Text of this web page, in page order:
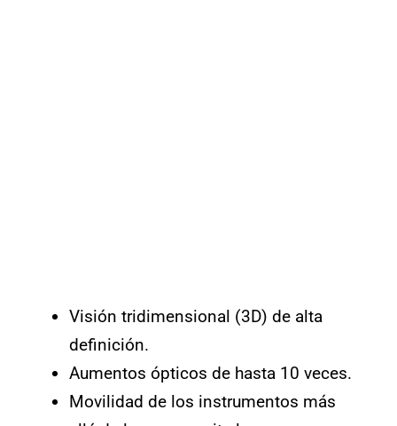
Visión tridimensional (3D) de alta
definición.
Aumentos ópticos de hasta 10 veces.
Movilidad de los instrumentos más